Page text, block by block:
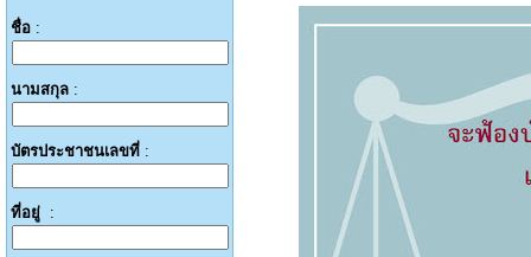
ชื่อ :
นามสกุล :
บัตรประชาชนเลขที่ :
ที่อยู่ :